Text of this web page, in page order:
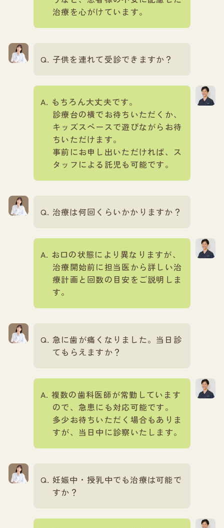
治療を心がけています。
子供を連れて受診できますか？
もちろん大丈夫です。
診療台の横でお待ちいただくか、
キッズスペースで遊びながらお待
ちいただけます。
事前にお申し出いただければ、ス
タッフによる託児も可能です。
治療は何回くらいかかりますか？
お口の状態により異なりますが、
治療開始前に担当医から詳しい治
療計画と回数の目安をご説明しま
す。
急に歯が痛くなりました。当日診
てもらえますか？
複数の歯科医師が常勤しています
ので、急患にも対応可能です。
多少お待ちいただく場合もありま
すが、当日中に診察いたします。
妊娠中・授乳中でも治療は可能で
すか？